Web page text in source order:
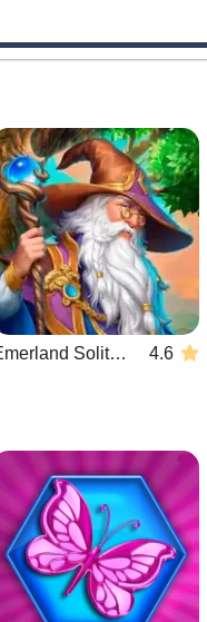
Emerland Solitaire 4.6